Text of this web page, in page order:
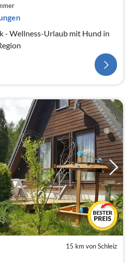
- Wellness-Urlaub mit Hund in
15 km von Schleiz